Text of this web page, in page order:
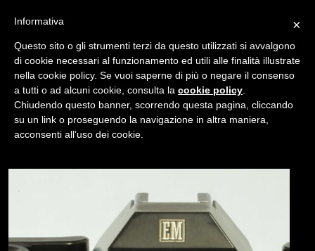
/ USATO EM
NAVIGAZIONE
×
Informativa
Questo sito o gli strumenti terzi da questo utilizzati si avvalgono
di cookie necessari al funzionamento ed utili alle finalità illustrate
nella cookie policy. Se vuoi saperne di più o negare il consenso
a tutti o ad alcuni cookie, consulta la cookie policy
Chiudendo questo banner, scorrendo questa pagina, cliccando
su un link o proseguendo la navigazione in altra maniera,
acconsenti all’uso dei cookie.